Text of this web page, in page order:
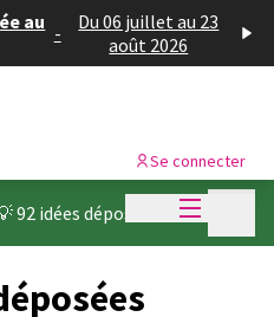
au -
Du 06 juillet au 23
août 2026
Menu
Se connecter
92 idées déposées